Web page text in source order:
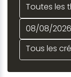
Toutes les
Tous les